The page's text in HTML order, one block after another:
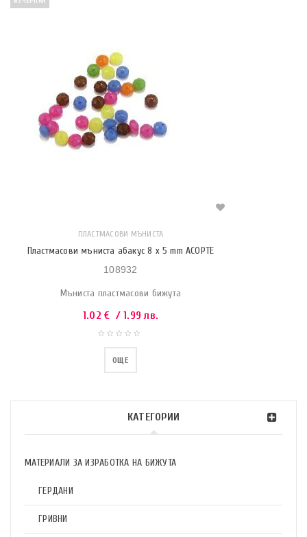
КАТЕГОРИИ
МАТЕРИАЛИ ЗА ИЗРАБОТКА НА БИЖУТА
ГЕРДАНИ
ГРИВНИ
ПЛАСТМАСОВИ МЪНИСТА
Пластмасови мъниста абакус 8 x 5 mm АСОРТЕ
108932
Мъниста пластмасови бижута
1.02€ / 1.99 лв.
ОЩЕ